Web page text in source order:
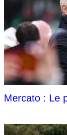
Mercato : Le